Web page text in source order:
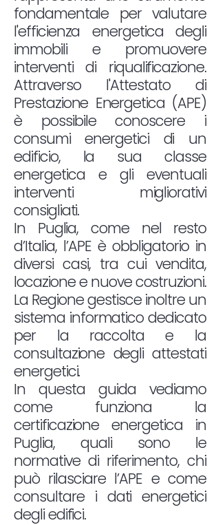
fondamentale per valutare
l'efficienza energetica degli
immobili e promuovere
interventi di riqualificazione.
Attraverso l'Attestato di
Prestazione Energetica (APE)
è possibile conoscere i
consumi energetici di un
edificio, la sua classe
energetica e gli eventuali
interventi migliorativi
consigliati.
In Puglia, come nel resto
d’Italia, l’APE è obbligatorio in
diversi casi, tra cui vendita,
locazione e nuove costruzioni.
La Regione gestisce inoltre un
sistema informatico dedicato
per la raccolta e la
consultazione degli attestati
energetici.
In questa guida vediamo
come funziona la
certificazione energetica in
Puglia, quali sono le
normative di riferimento, chi
può rilasciare l’APE e come
consultare i dati energetici
degli edifici.